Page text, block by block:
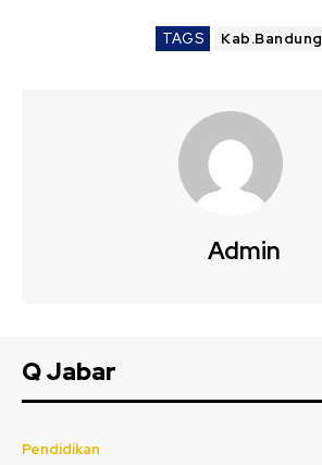
TAGS Kab.Bandung
Admin
Q Jabar
Pendidikan